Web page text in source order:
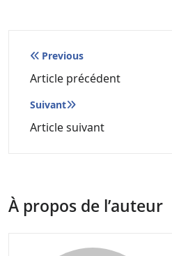
Navigation
de
l’article
Previous
Article précédent
Suivant
Article suivant
À propos de l’auteur